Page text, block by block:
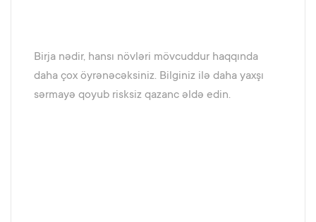
Birja nədir, hansı növləri mövcuddur haqqında
daha çox öyrənəcəksiniz. Bilginiz ilə daha yaxşı
sərmayə qoyub risksiz qazanc əldə edin.